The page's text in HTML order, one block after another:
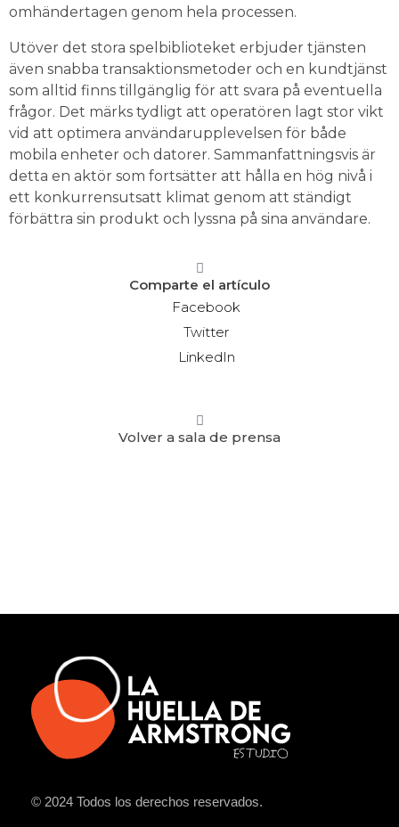
omhändertagen genom hela processen.
Utöver det stora spelbiblioteket erbjuder tjänsten
även snabba transaktionsmetoder och en kundtjänst
som alltid finns tillgänglig för att svara på eventuella
frågor. Det märks tydligt att operatören lagt stor vikt
vid att optimera användarupplevelsen för både
mobila enheter och datorer. Sammanfattningsvis är
detta en aktör som fortsätter att hålla en hög nivå i
ett konkurrensutsatt klimat genom att ständigt
förbättra sin produkt och lyssna på sina användare.
Comparte el artículo
Facebook
Twitter
LinkedIn
Volver a sala de prensa
© 2024 Todos los derechos reservados.